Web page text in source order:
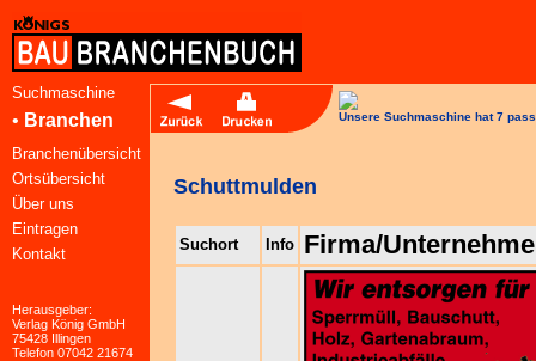
Suchmaschine
• Branchen
Branchenübersicht
Ortsübersicht
Über uns
Eintragen
Kontakt
Herausgeber:
Verlag König GmbH
75428 Illingen
Telefon 07042 21674
Unsere Suchmaschine hat 7
Schuttmulden
Suchort Info Firma/